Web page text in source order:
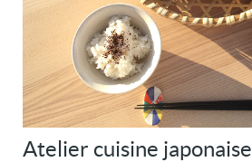
Atelier cuisine japonaise